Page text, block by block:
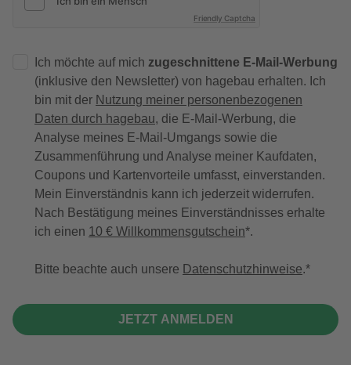
Friendly Captcha
Ich möchte auf mich zugeschnittene E-Mail-Werbung
(inklusive den Newsletter) von hagebau erhalten. Ich
bin mit der Nutzung meiner personenbezogenen
Daten durch hagebau, die E-Mail-Werbung, die
Analyse meines E-Mail-Umgangs sowie die
Zusammenführung und Analyse meiner Kaufdaten,
Coupons und Kartenvorteile umfasst, einverstanden.
Mein Einverständnis kann ich jederzeit widerrufen.
Nach Bestätigung meines Einverständnisses erhalte
ich einen 10 € Willkommensgutschein*.
Bitte beachte auch unsere Datenschutzhinweise.
JETZT ANMELDEN